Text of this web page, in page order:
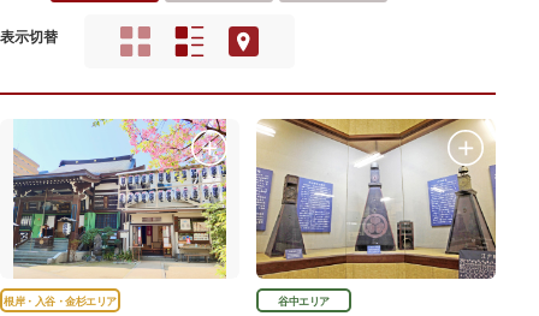
表示切替
根岸・入谷・金杉エリア 谷中エリア